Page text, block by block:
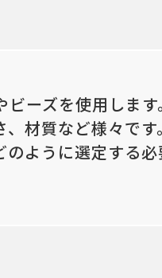
ーズを使用します。
材質など様々です。
ように選定する